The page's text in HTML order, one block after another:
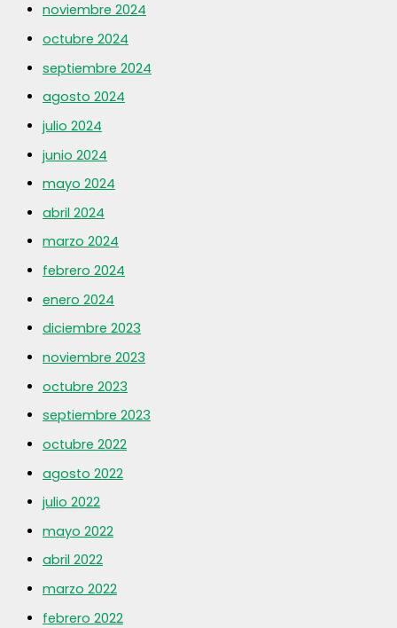
noviembre 2024
octubre 2024
septiembre 2024
agosto 2024
julio 2024
junio 2024
mayo 2024
abril 2024
marzo 2024
febrero 2024
enero 2024
diciembre 2023
noviembre 2023
octubre 2023
septiembre 2023
octubre 2022
agosto 2022
julio 2022
mayo 2022
abril 2022
marzo 2022
febrero 2022